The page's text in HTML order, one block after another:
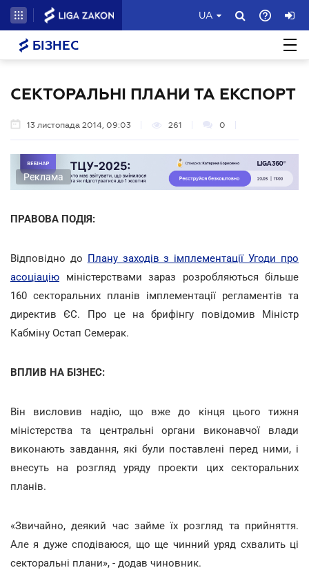
UA
БІЗНЕС
СЕКТОРАЛЬНІ ПЛАНИ ТА ЕКСПОРТ
13 листопада 2014, 09:03 261 0
Реклама
ПРАВОВА ПОДІЯ:
Відповідно до Плану заходів з імплементації Угоди про
асоціацію міністерствами зараз розробляються більше
160 секторальних планів імплементації регламентів та
директив ЄС. Про це на брифінгу повідомив Міністр
Кабміну Остап Семерак.
ВПЛИВ НА БІЗНЕС:
Він висловив надію, що вже до кінця цього тижня
міністерства та центральні органи виконавчої влади
виконають завдання, які були поставлені перед ними, і
внесуть на розгляд уряду проекти цих секторальних
планів.
«Звичайно, деякий час займе їх розгляд та прийняття.
Але я дуже сподіваюся, що ще чинний уряд схвалить ці
секторальні плани», - додав чиновник.